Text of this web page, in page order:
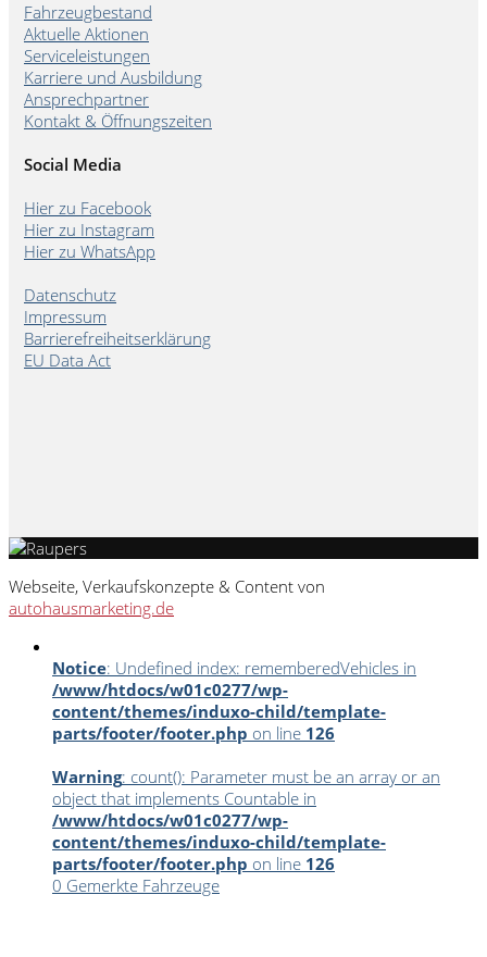
Fahrzeugbestand
Aktuelle Aktionen
Serviceleistungen
Karriere und Ausbildung
Ansprechpartner
Kontakt & Öffnungszeiten
Social Media
Hier zu Facebook
Hier zu Instagram
Hier zu WhatsApp
Datenschutz
Impressum
Barrierefreiheitserklärung
EU Data Act
Webseite, Verkaufskonzepte & Content von
autohausmarketing.de
Notice: Undefined index: rememberedVehicles in
/www/htdocs/w01c0277/wp-
content/themes/induxo-child/template-
parts/footer/footer.php on line 126
Warning: count(): Parameter must be an array or an
object that implements Countable in
/www/htdocs/w01c0277/wp-
content/themes/induxo-child/template-
parts/footer/footer.php on line 126
0 Gemerkte Fahrzeuge